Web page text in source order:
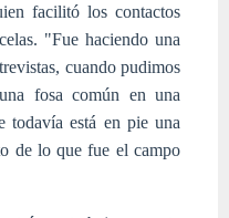
facilitó los contactos
"Fue haciendo una
cuando pudimos
fosa común en una
todavía está en pie una
de lo que fue el campo